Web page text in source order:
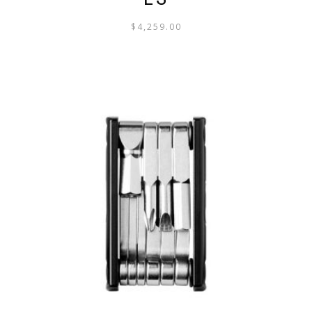
$ 4,259.00
VARIANTES.
LAS
SE
PUEDEN
ELEGIR
EN
LA
PÁGINA